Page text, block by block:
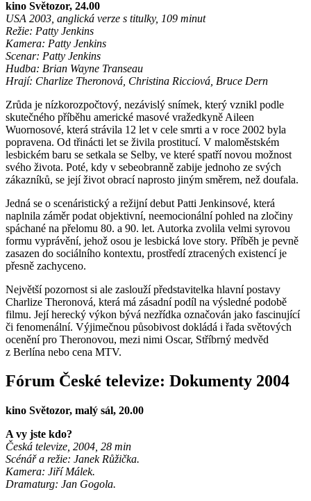
kino Světozor, 24.00
USA 2003, anglická verze s titulky, 109 minut
Režie: Patty Jenkins
Kamera: Patty Jenkins
Scenar: Patty Jenkins
Hudba: Brian Wayne Transeau
Hrají: Charlize Theronová, Christina Ricciová, Bruce Dern
Zrůda je nízkorozpočtový, nezávislý snímek, který vznikl podle
skutečného příběhu americké masové vražedkyně Aileen
Wuornosové, která strávila 12 let v cele smrti a v roce 2002 byla
popravena. Od třinácti let se živila prostitucí. V maloměstském
lesbickém baru se setkala se Selby, ve které spatří novou možnost
svého života. Poté, kdy v sebeobranně zabije jednoho ze svých
zákazníků, se její život obrací naprosto jiným směrem, než doufala.
Jedná se o scenáristický a režijní debut Patti Jenkinsové, která
naplnila záměr podat objektivní, neemocionální pohled na zločiny
spáchané na přelomu 80. a 90. let. Autorka zvolila velmi syrovou
formu vyprávění, jehož osou je lesbická love story. Příběh je pevně
zasazen do sociálního kontextu, prostředí ztracených existencí je
přesně zachyceno.
Největší pozornost si ale zaslouží představitelka hlavní postavy
Charlize Theronová, která má zásadní podíl na výsledné podobě
filmu. Její herecký výkon bývá nezřídka označován jako fascinující
či fenomenální. Výjimečnou působivost dokládá i řada světových
ocenění pro Theronovou, mezi nimi Oscar, Stříbrný medvěd
z Berlína nebo cena MTV.
Fórum České televize: Dokumenty 2004
kino Světozor, malý sál, 20.00
A vy jste kdo?
Česká televize, 2004, 28 min
Scénář a režie: Janek Růžička.
Kamera: Jiří Málek.
Dramaturg: Jan Gogola.